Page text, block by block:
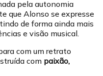
pela autonomia
que Alonso se expresse
de forma ainda mais
e visão musical.
com um retrato
com paixão,